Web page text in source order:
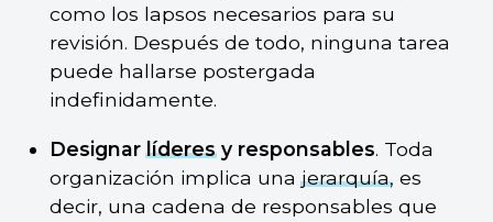
como los lapsos necesarios para su
revisión. Después de todo, ninguna tarea
puede hallarse postergada
indefinidamente.
Designarlíderesy responsables. Toda
organización implica unajerarquía, es
decir, una cadena de responsables que